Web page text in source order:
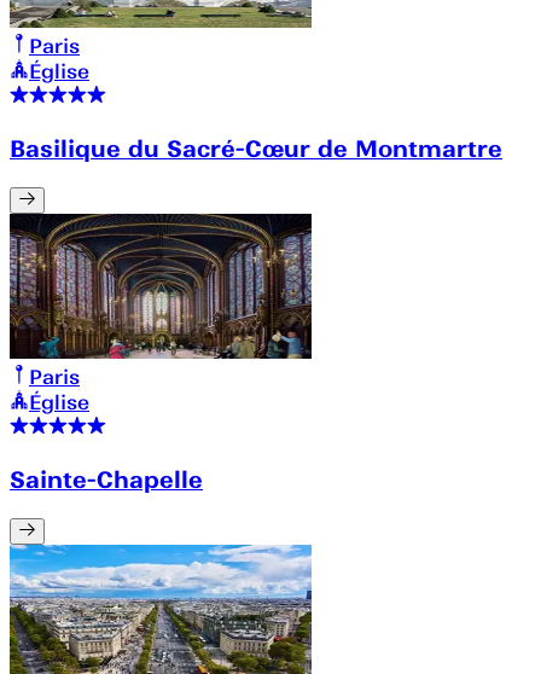
Paris
Église
Basilique du Sacré-Cœur de Montmartre
Paris
Église
Sainte-Chapelle